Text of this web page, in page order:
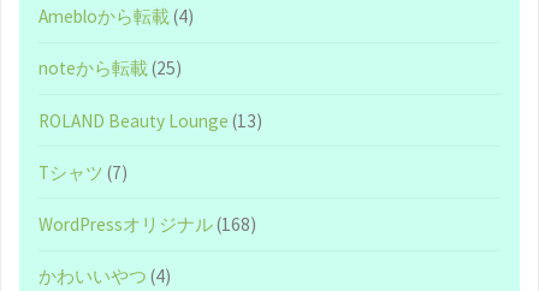
Amebloから転載(4)
noteから転載(25)
ROLAND Beauty Lounge (13)
Tシャツ (7)
WordPressオリジナル(168)
かわいいやつ (4)